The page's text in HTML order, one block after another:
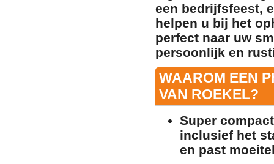
een bedrijfsfeest,
helpen u bij het
perfect naar uw
persoonlijk en
WAAROM EEN
VAN ROEKEL?
Super
inclusief het
en past